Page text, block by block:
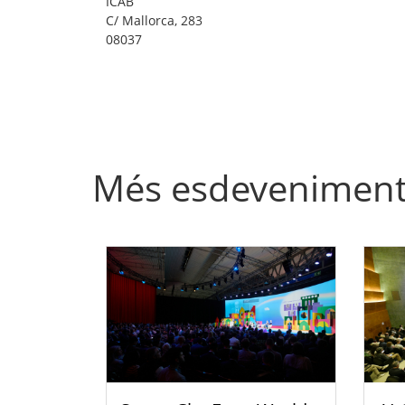
C/ Mallorca, 283
08037
Més